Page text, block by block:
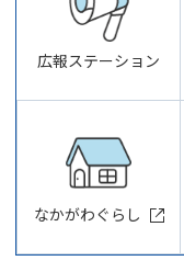
広報ステーション
なかがわぐらし